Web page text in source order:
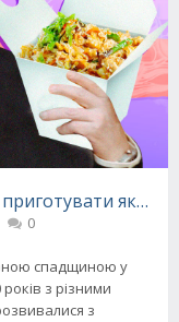
які не
0
спадщиною у
років з різними
з